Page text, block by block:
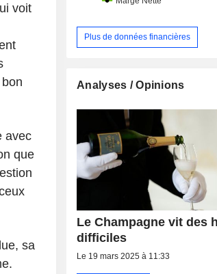
voit
avec
que
sa
Plus de données financières
Analyses / Opinions
Le Champagne vit des
difficiles
Le 19 mars 2025 à 11:33